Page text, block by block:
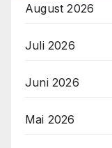
August 2026
Juli 2026
Juni 2026
Mai 2026